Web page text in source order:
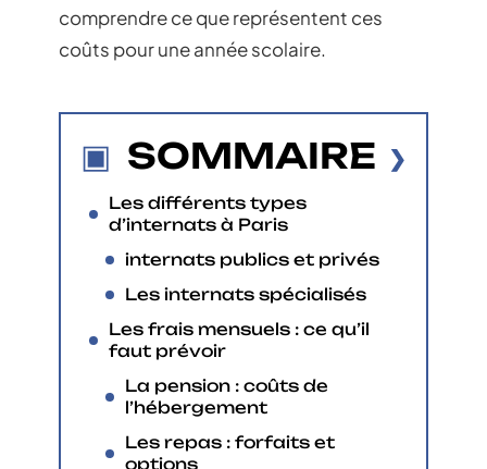
comprendre ce que représentent ces
coûts pour une année scolaire.
SOMMAIRE
Les différents types
d’internats à Paris
internats publics et privés
Les internats spécialisés
Les frais mensuels : ce qu’il
faut prévoir
La pension : coûts de
l’hébergement
Les repas : forfaits et
options